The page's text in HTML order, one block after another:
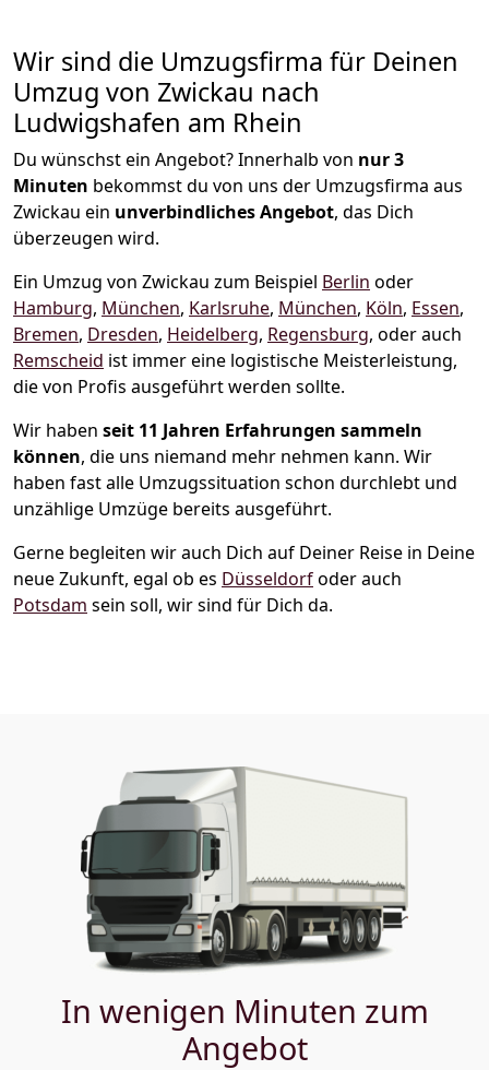
Wir sind die Umzugsfirma für Deinen
Umzug von Zwickau nach
Ludwigshafen am Rhein
Du wünschst ein Angebot? Innerhalb von nur 3
Minuten bekommst du von uns der Umzugsfirma aus
Zwickau ein unverbindliches Angebot, das Dich
überzeugen wird.
Ein Umzug von Zwickau zum Beispiel Berlin oder
Hamburg, München, Karlsruhe, München, Köln, Essen,
Bremen, Dresden, Heidelberg, Regensburg, oder auch
Remscheid ist immer eine logistische Meisterleistung,
die von Profis ausgeführt werden sollte.
Wir haben seit 11 Jahren Erfahrungen sammeln
können, die uns niemand mehr nehmen kann. Wir
haben fast alle Umzugssituation schon durchlebt und
unzählige Umzüge bereits ausgeführt.
Gerne begleiten wir auch Dich auf Deiner Reise in Deine
neue Zukunft, egal ob es Düsseldorfoder auch
Potsdam sein soll, wir sind für Dich da.
In wenigen Minuten zum
Angebot